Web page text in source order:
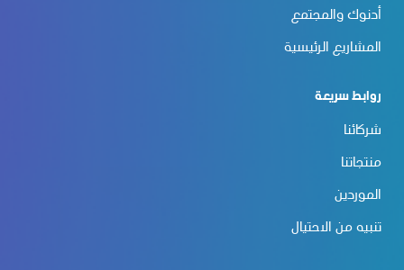
أدنوك والمجتمع
المشاريع الرئيسية
روابط سريعة
شركائنا
منتجاتنا
الموردين
تنبيه من الاحتيال